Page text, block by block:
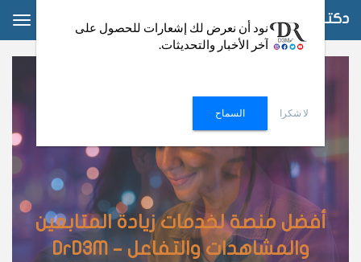
دكتور دعم
أفضل منصة لخدمات زيادة المتابعين
والمشاهدات والتفاعل – DrD3M
نود أن نعرض لك إشعارات للحصول على
آخر الأخبار والتحديثات.
لا شكرا السماح